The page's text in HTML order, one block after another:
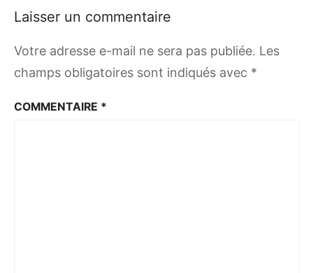
Laisser un commentaire
Votre adresse e-mail ne sera pas publiée. Les
champs obligatoires sont indiqués avec *
COMMENTAIRE *